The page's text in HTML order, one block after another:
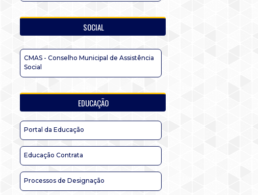
SOCIAL
CMAS - Conselho Municipal de Assistência
Social
EDUCAÇÃO
Portal da Educação
Educação Contrata
Processos de Designação